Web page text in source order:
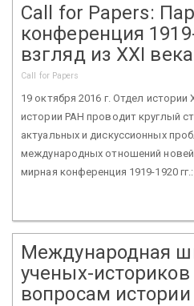
Call for Papers:
конференция
взгляд из XXI века
Call for Papers
19 октября 2016 г. Отдел
истории РАН проводит круглый
актуальных и дискуссионных
международных отношений
мирная конференция 1919-1920 гг.:
Международная
ученых-
вопросам истории